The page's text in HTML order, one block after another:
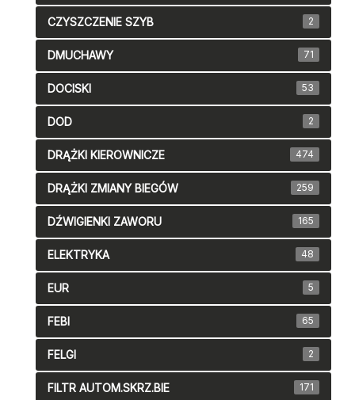
CZYSZCZENIE SZYB 2
DMUCHAWY 71
DOCISKI 53
DOD 2
DRĄŻKI KIEROWNICZE 474
DRĄŻKI ZMIANY BIEGÓW 259
DŹWIGIENKI ZAWORU 165
ELEKTRYKA 48
EUR 5
FEBI 65
FELGI 2
FILTR AUTOM.SKRZ.BIE 171